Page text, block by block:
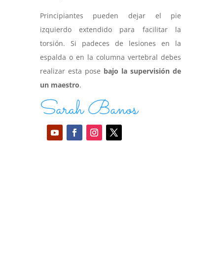
Principiantes pueden dejar el pie
izquierdo extendido para facilitar la
torsión. Si padeces de lesiones en la
espalda o en la columna vertebral debes
realizar esta pose bajo la supervisión de
un maestro.
Sarah Banos